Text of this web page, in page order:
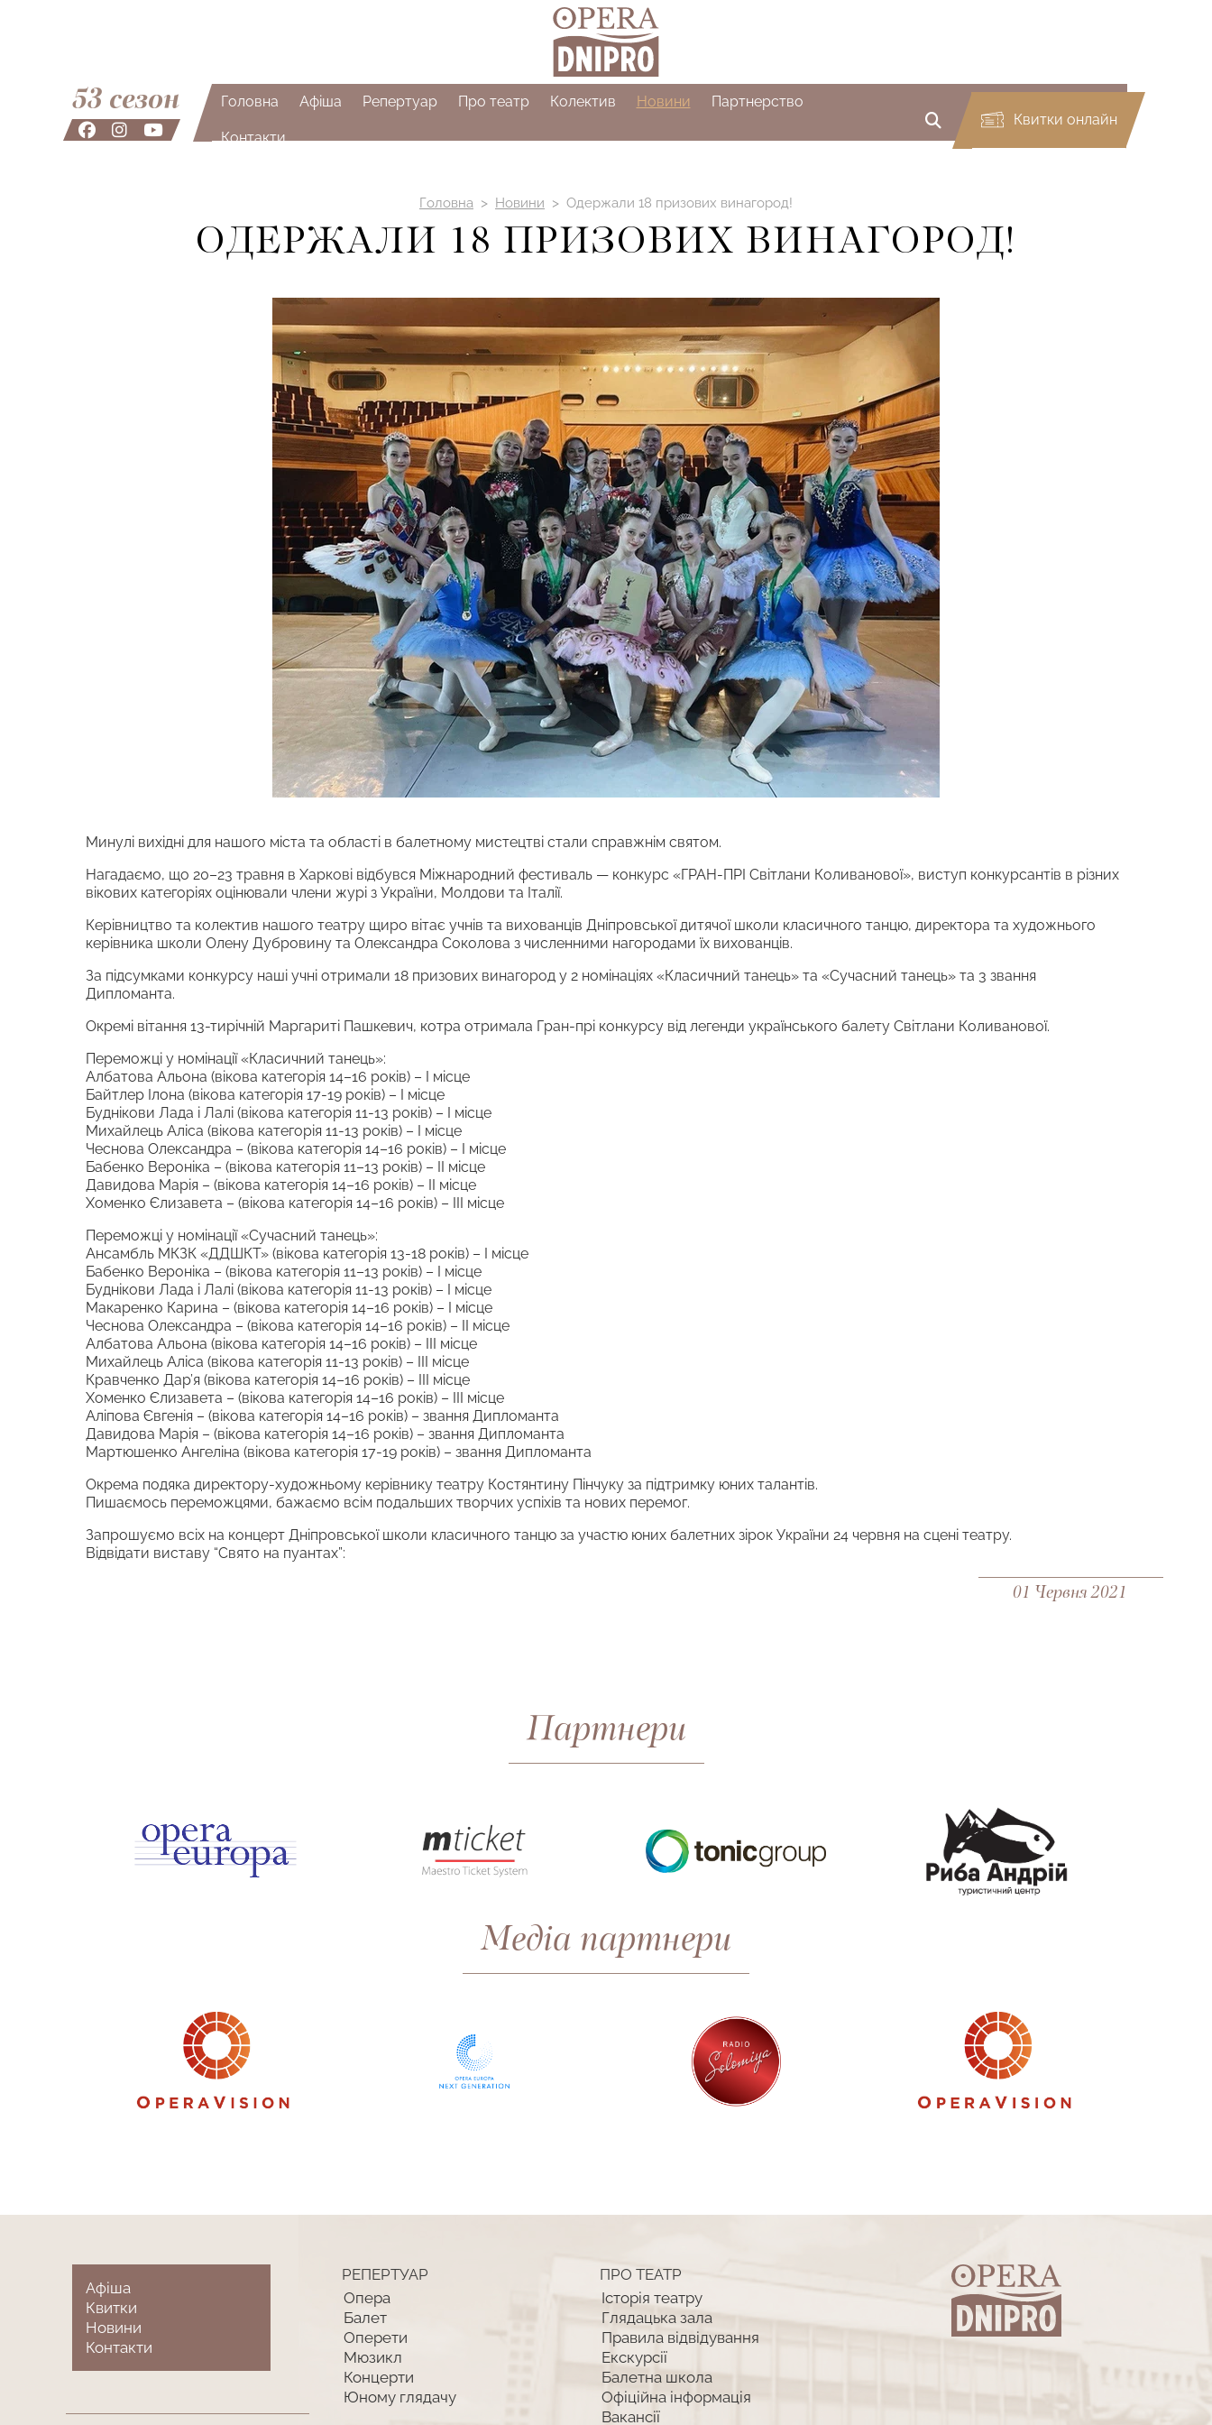
53 сезон Головна Афіша Репертуар Про театр Колектив Новини Партнерство
Контакти
Квитки онлайн
Головна > Новини > Одержали 18 призових винагород!
ОДЕРЖАЛИ 18 ПРИЗОВИХ ВИНАГОРОД!
Минулі вихідні для нашого міста та області в балетному мистецтві стали справжнім святом.
Нагадаємо, що 20–23 травня в Харкові відбувся Міжнародний фестиваль — конкурс «ГРАН-ПРІ Світлани Коливанової», виступ конкурсантів в різних
вікових категоріях оцінювали члени журі з України, Молдови та Італії.
Керівництво та колектив нашого театру щиро вітає учнів та вихованців Дніпровської дитячої школи класичного танцю, директора та художнього
керівника школи Олену Дубровину та Олександра Соколова з численними нагородами їх вихованців.
За підсумками конкурсу наші учні отримали 18 призових винагород у 2 номінаціях «Класичний танець» та «Сучасний танець» та 3 звання
Дипломанта.
Окремі вітання 13-тирічній Маргариті Пашкевич, котра отримала Гран-прі конкурсу від легенди українського балету Світлани Коливанової.
Переможці у номінації «Класичний танець»:
Албатова Альона (вікова категорія 14–16 років) – І місце
Байтлер Ілона (вікова категорія 17-19 років) – І місце
Буднікови Лада і Лалі (вікова категорія 11-13 років) – І місце
Михайлець Аліса (вікова категорія 11-13 років) – І місце
Чеснова Олександра – (вікова категорія 14–16 років) – І місце
Бабенко Вероніка – (вікова категорія 11–13 років) – ІІ місце
Давидова Марія – (вікова категорія 14–16 років) – ІІ місце
Хоменко Єлизавета – (вікова категорія 14–16 років) – ІІІ місце
Переможці у номінації «Сучасний танець»:
Ансамбль МКЗК «ДДШКТ» (вікова категорія 13-18 років) – І місце
Бабенко Вероніка – (вікова категорія 11–13 років) – І місце
Буднікови Лада і Лалі (вікова категорія 11-13 років) – І місце
Макаренко Карина – (вікова категорія 14–16 років) – І місце
Чеснова Олександра – (вікова категорія 14–16 років) – ІІ місце
Албатова Альона (вікова категорія 14–16 років) – ІІІ місце
Михайлець Аліса (вікова категорія 11-13 років) – ІІІ місце
Кравченко Дар’я (вікова категорія 14–16 років) – ІІІ місце
Хоменко Єлизавета – (вікова категорія 14–16 років) – ІІІ місце
Аліпова Євгенія – (вікова категорія 14–16 років) – звання Дипломанта
Давидова Марія – (вікова категорія 14–16 років) – звання Дипломанта
Мартюшенко Ангеліна (вікова категорія 17-19 років) – звання Дипломанта
Окрема подяка директору-художньому керівнику театру Костянтину Пінчуку за підтримку юних талантів.
Пишаємось переможцями, бажаємо всім подальших творчих успіхів та нових перемог.
Запрошуємо всіх на концерт Дніпровської школи класичного танцю за участю юних балетних зірок України 24 червня на сцені театру.
Відвідати виставу “Свято на пуантах”:
01 Червня 2021
Партнери
Медіа партнери
Афіша
Квитки
Новини
Контакти
РЕПЕРТУАР
Опера
Балет
Оперети
Мюзикл
Концерти
Юному глядачу
ПРО ТЕАТР
Історія театру
Глядацька зала
Правила відвідування
Екскурсії
Балетна школа
Офіційна інформація
Вакансії